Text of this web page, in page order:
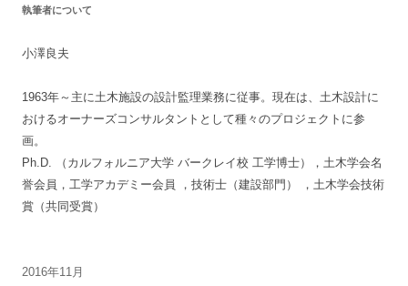
執筆者について
小澤良夫
1963年～主に土木施設の設計監理業務に従事。現在は、土木設計に
おけるオーナーズコンサルタントとして種々のプロジェクトに参
画。
Ph.D. （カルフォルニア大学 バークレイ校 工学博士），土木学会名
誉会員，工学アカデミー会員 ，技術士（建設部門） ，土木学会技術
賞（共同受賞）
2016年11月